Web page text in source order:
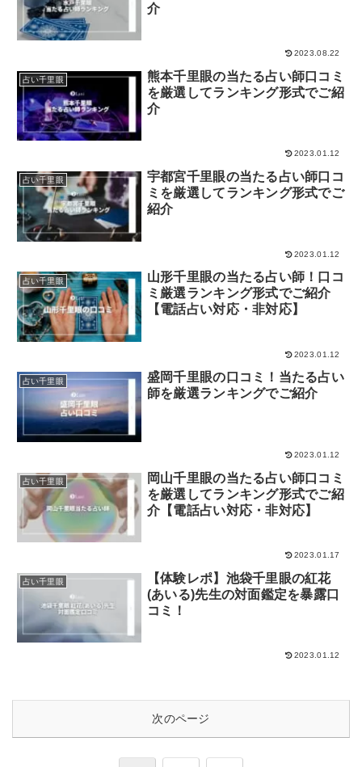
介
2023.08.22
占い千里眼
熊本千里眼の当たる占い師口コミ
を厳選してランキング形式でご紹
介
2023.01.12
占い千里眼
宇都宮千里眼の当たる占い師口コ
ミを厳選してランキング形式でご
紹介
2023.01.12
占い千里眼
山形千里眼の当たる占い師！口コ
ミ厳選ランキング形式でご紹介
【電話占い対応・非対応】
2023.01.12
占い千里眼
盛岡千里眼の口コミ！当たる占い
師を厳選ランキングでご紹介
2023.01.12
占い千里眼
岡山千里眼の当たる占い師口コミ
を厳選してランキング形式でご紹
介【電話占い対応・非対応】
2023.01.17
占い千里眼
【体験レポ】池袋千里眼の紅花
(あいる)先生の対面鑑定を暴露口
コミ！
2023.01.12
次のページ